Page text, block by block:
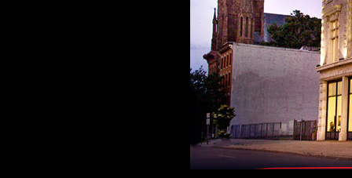
Amor y Odio: ¿Qué